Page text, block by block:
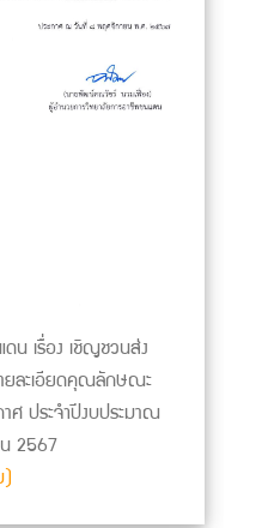
น เรื่อง เชิญชวนส่ง
ยละเอียดคุณลักษณะ
ศ ประจำปีงบประมาณ
2567
)